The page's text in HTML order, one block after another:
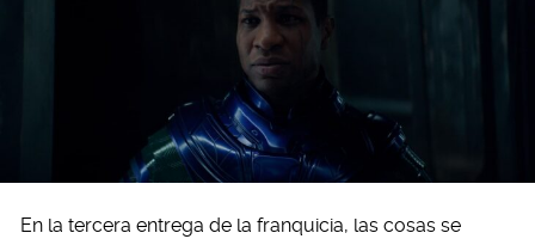
En la tercera entrega de la franquicia, las cosas se